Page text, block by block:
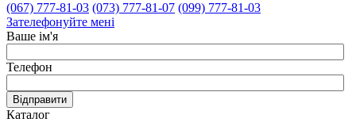
(067) 777-81-03 (073) 777-81-07 (099) 777-81-03
Зателефонуйте мені
Ваше ім'я
Телефон
Відправити
Каталог